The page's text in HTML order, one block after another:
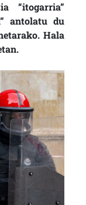
“itogarria”
antolatu du
Hala